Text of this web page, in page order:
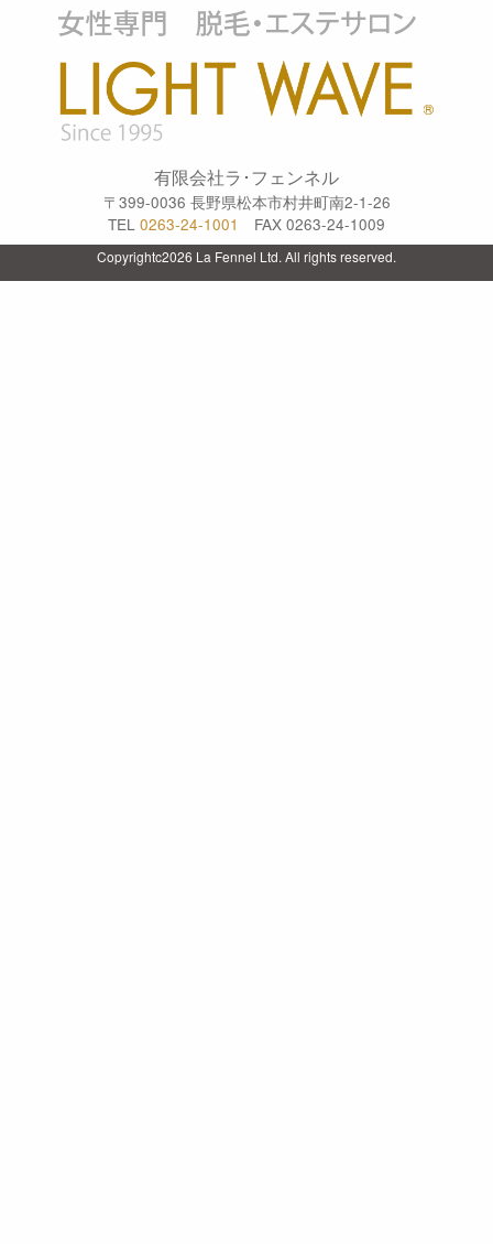
有限会社ラ･フェンネル
〒399-0036 長野県松本市村井町南2-1-26
TEL 0263-24-1001 FAX 0263-24-1009
Copyrightc2026 La Fennel Ltd. All rights reserved.